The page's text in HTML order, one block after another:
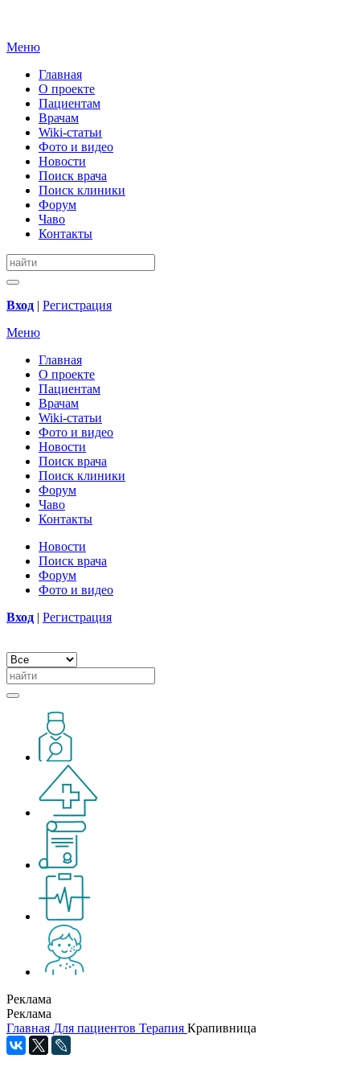
Меню
Главная
О проекте
Пациентам
Врачам
Wiki-статьи
Фото и видео
Новости
Поиск врача
Поиск клиники
Форум
Чаво
Контакты
Вход | Регистрация
Меню
Главная
О проекте
Пациентам
Врачам
Wiki-статьи
Фото и видео
Новости
Поиск врача
Поиск клиники
Форум
Чаво
Контакты
Новости
Поиск врача
Форум
Фото и видео
Вход | Регистрация
Реклама
Реклама
Главная Для пациентов Терапия Крапивница